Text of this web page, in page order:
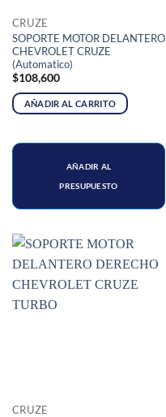
CRUZE
SOPORTE MOTOR DELANTERO
CHEVROLET CRUZE
(Automatico)
$108,600
AÑADIR AL CARRITO
AÑADIR AL
PRESUPUESTO
CRUZE